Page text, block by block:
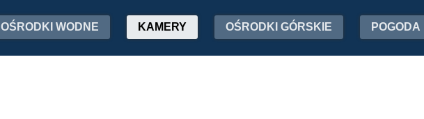
OŚRODKI WODNE KAMERY OŚRODKI GÓRSKIE POGODA